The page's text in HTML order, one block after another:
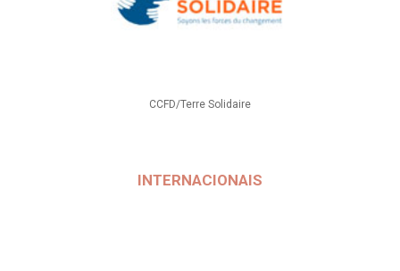
CCFD/Terre Solidaire
INTERNACIONAIS